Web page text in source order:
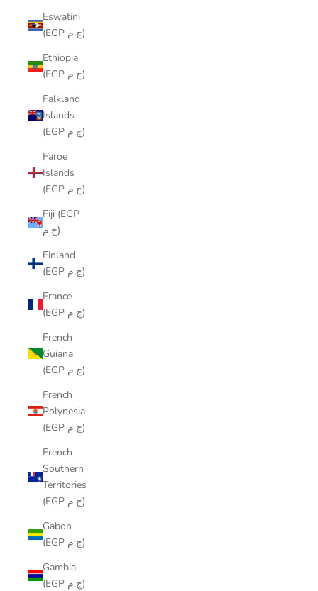
Eswatini
(EGP ج.م)
Ethiopia
(EGP ج.م)
Falkland
Islands
(EGP ج.م)
Faroe
Islands
(EGP ج.م)
Fiji (EGP
ج.م)
Finland
(EGP ج.م)
France
(EGP ج.م)
French
Guiana
(EGP ج.م)
French
Polynesia
(EGP ج.م)
French
Southern
Territories
(EGP ج.م)
Gabon
(EGP ج.م)
Gambia
(EGP ج.م)